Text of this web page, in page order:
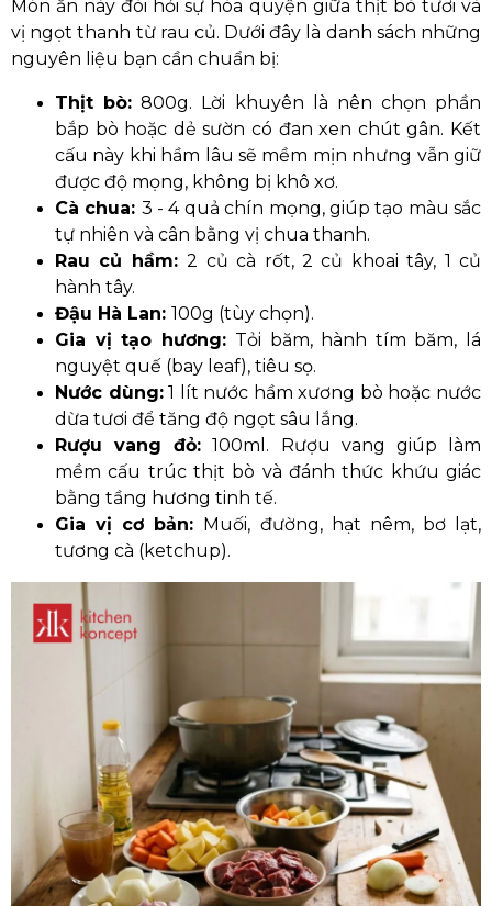
Món ăn này đòi hỏi sự hòa quyện giữa thịt bò tươi và
vị ngọt thanh từ rau củ. Dưới đây là danh sách những
nguyên liệu bạn cần chuẩn bị:
Thịt bò: 800g. Lời khuyên là nên chọn phần
bắp bò hoặc dẻ sườn có đan xen chút gân. Kết
cấu này khi hầm lâu sẽ mềm mịn nhưng vẫn giữ
được độ mọng, không bị khô xơ.
Cà chua: 3 - 4 quả chín mọng, giúp tạo màu sắc
tự nhiên và cân bằng vị chua thanh.
Rau củ hầm:2 củ cà rốt, 2 củ khoai tây, 1 củ
hành tây.
Đậu Hà Lan: 100g (tùy chọn).
Gia vị tạo hương: Tỏi băm, hành tím băm, lá
nguyệt quế (bay leaf), tiêu sọ.
Nước dùng:1 lít nước hầm xương bò hoặc nước
dừa tươi để tăng độ ngọt sâu lắng.
Rượu vang đỏ: 100ml. Rượu vang giúp làm
mềm cấu trúc thịt bò và đánh thức khứu giác
bằng tầng hương tinh tế.
Gia vị cơ bản: Muối, đường, hạt nêm, bơ lạt,
tương cà (ketchup).